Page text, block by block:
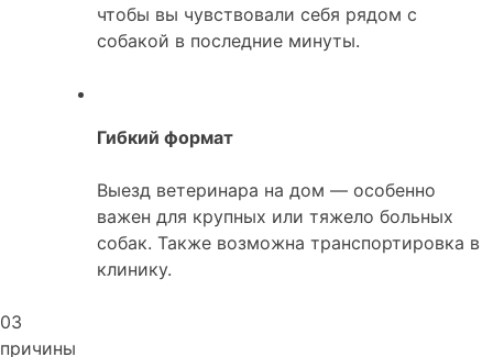
чтобы вы чувствовали себя рядом с
собакой в последние минуты.
Гибкий формат
Выезд ветеринара на дом — особенно
важен для крупных или тяжело больных
собак. Также возможна транспортировка в
клинику.
03
причины